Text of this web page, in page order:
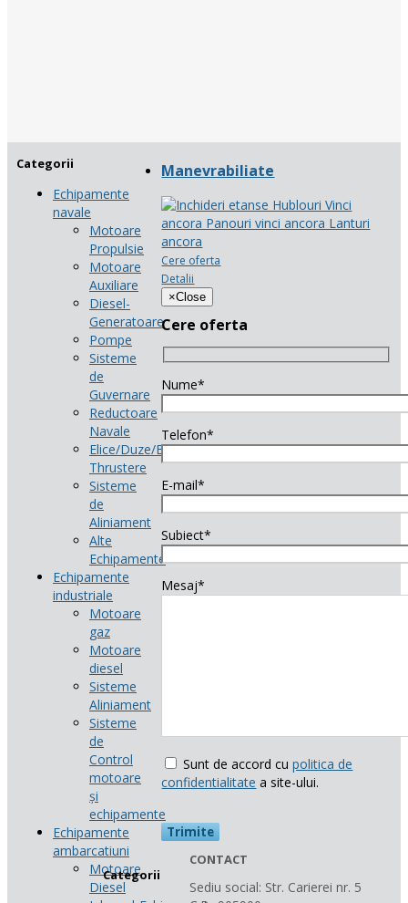
Categorii
Echipamente
navale
Motoare
Propulsie
Motoare
Auxiliare
Diesel-
Generatoare
Pompe
Sisteme
de
Guvernare
Reductoare
Navale
Elice/Duze/Bow-
Thrustere
Sisteme
de
Aliniament
Alte
Echipamente
Echipamente
industriale
Motoare
gaz
Motoare
diesel
Sisteme
Aliniament
Sisteme
de
Control
motoare
și
echipamente
Echipamente
ambarcatiuni
Motoare
Diesel
Manevrabiliate
Cere oferta
Detalii
×Close
Cere oferta
Nume*
Telefon*
E-mail*
Subiect*
Mesaj*
Sunt de accord cupolitica de
confidentialitate a site-ului.
Categorii
CONTACT
Sediu social: Str. Carierei nr. 5